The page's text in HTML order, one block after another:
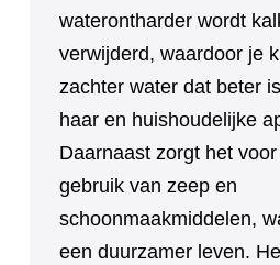
waterontharder wordt
verwijderd, waardoor je
zachter water dat beter
haar en huishoudelijke
Daarnaast zorgt het
gebruik van zeep en
schoonmaakmiddelen,
een duurzamer leven.